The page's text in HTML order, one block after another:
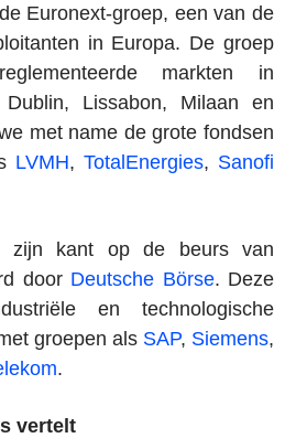
Euronext-groep, een van de
in Europa. De groep
markten in
Dublin, Lissabon, Milaan en
met name de grote fondsen
LVMH,TotalEnergies, Sanofi
zijn kant op de beurs van
door Deutsche Börse. Deze
en technologische
groepen als SAP, Siemens,
.
vertelt